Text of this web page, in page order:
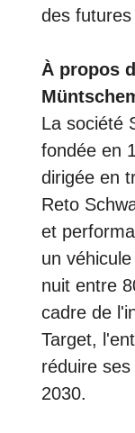
des
À propos
La société
fondée en
dirigée en
Reto
et
un
nuit entre
cadre de
Target,
réduire
2030.